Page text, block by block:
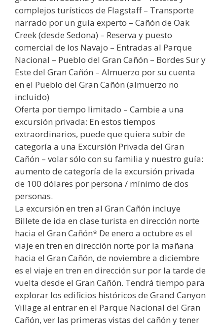
complejos turísticos de Flagstaff – Transporte
narrado por un guía experto – Cañón de Oak
Creek (desde Sedona) – Reserva y puesto
comercial de los Navajo – Entradas al Parque
Nacional – Pueblo del Gran Cañón – Bordes Sur y
Este del Gran Cañón – Almuerzo por su cuenta
en el Pueblo del Gran Cañón (almuerzo no
incluido)
Oferta por tiempo limitado – Cambie a una
excursión privada: En estos tiempos
extraordinarios, puede que quiera subir de
categoría a una Excursión Privada del Gran
Cañón – volar sólo con su familia y nuestro guía:
aumento de categoría de la excursión privada
de 100 dólares por persona / mínimo de dos
personas.
La excursión en tren al Gran Cañón incluye
Billete de ida en clase turista en dirección norte
hacia el Gran Cañón* De enero a octubre es el
viaje en tren en dirección norte por la mañana
hacia el Gran Cañón, de noviembre a diciembre
es el viaje en tren en dirección sur por la tarde de
vuelta desde el Gran Cañón. Tendrá tiempo para
explorar los edificios históricos de Grand Canyon
Village al entrar en el Parque Nacional del Gran
Cañón, ver las primeras vistas del cañón y tener